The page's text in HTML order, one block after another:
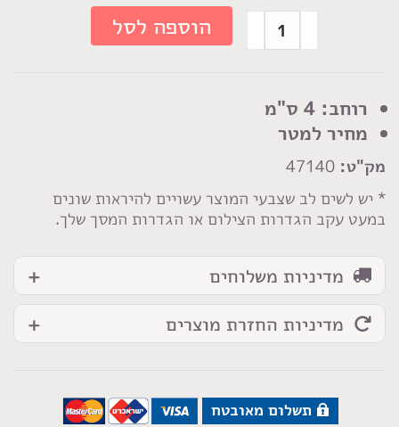
רוחב: 4 ס"מ
מחיר למטר
מק"ט:
* יש לשים לב שצבעי המוצר עשויים להיראות שונים
במעט עקב הגדרות הצילום או הגדרות המסך שלך.
כמות
של
4
ס"מ
חום
הוספה לסל
מדיניות משלוחים
מדיניות החזרת מוצרים
תשלום מאובטח